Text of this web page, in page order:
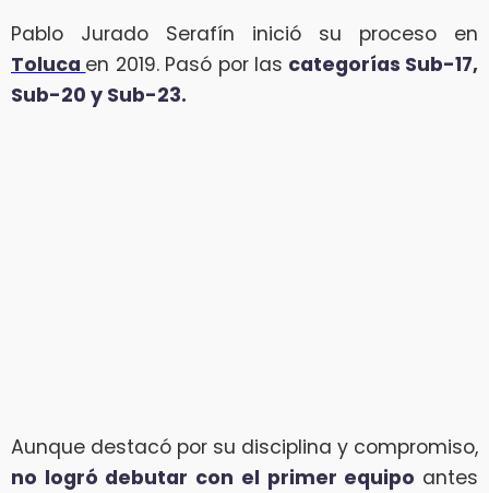
Pablo Jurado Serafín inició su proceso en
Toluca en 2019. Pasó por las categorías Sub-17,
Sub-20 y Sub-23.
Aunque destacó por su disciplina y compromiso,
no logró debutar con el primer equipo antes